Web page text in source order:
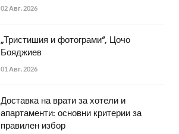
02 Авг. 2026
„Тристишия и фотограми“, Цочо
Бояджиев
01 Авг. 2026
Доставка на врати за хотели и
апартаменти: основни критерии за
правилен избор